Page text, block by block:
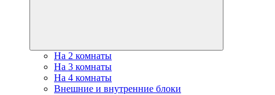
На 2 комнаты
На 3 комнаты
На 4 комнаты
Внешние и внутренние блоки